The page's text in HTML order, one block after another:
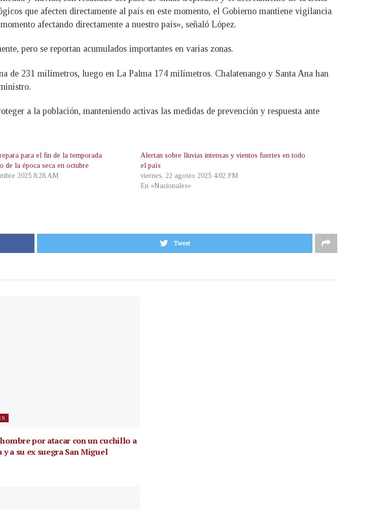
que afecten directamente al país en este momento, el Gobierno mantiene vigilancia
afectando directamente a nuestro país», señaló López.
pero se reportan acumulados importantes en varias zonas.
de 231 milímetros, luego en La Palma 174 milímetros. Chalatenango y Santa Ana han
a la población, manteniendo activas las medidas de prevención y respuesta ante
para el fin de la temporada
de la época seca en octubre
2025 8:28 AM
Alertan sobre lluvias intensas y vientos fuertes en todo
el país
viernes, 22 agosto 2025 4:02 PM
En «Nacionales»
Tweet
por atacar con un cuchillo a
y a su ex suegra San Miguel